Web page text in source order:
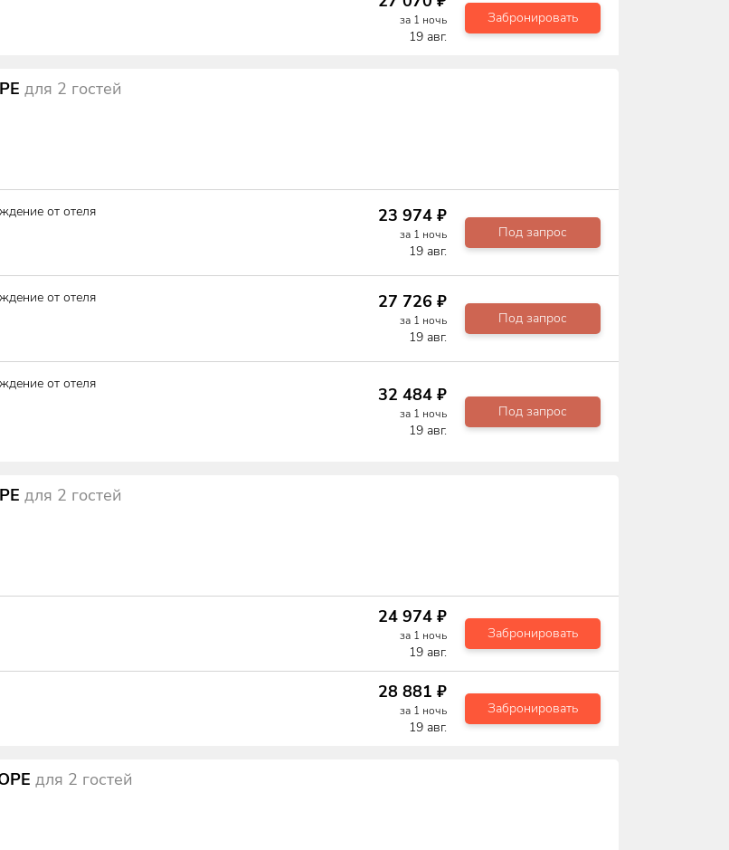
за 1 ночь
19 авг.
Забронировать
для 2 гостей
от отеля 23 974 ₽
за 1 ночь
19 авг.
Под запрос
от отеля 27 726 ₽
за 1 ночь
19 авг.
Под запрос
от отеля 32 484 ₽
за 1 ночь
19 авг.
Под запрос
для 2 гостей
24 974 ₽
за 1 ночь
19 авг.
Забронировать
28 881 ₽
за 1 ночь
19 авг.
Забронировать
для 2 гостей